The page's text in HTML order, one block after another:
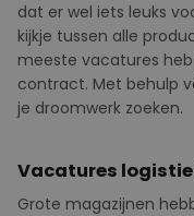
dat er wel iets leuks
kijkje tussen alle
meeste vacatures
contract. Met behulp
je droomwerk zoeken.
Vacatures
Grote magazijnen